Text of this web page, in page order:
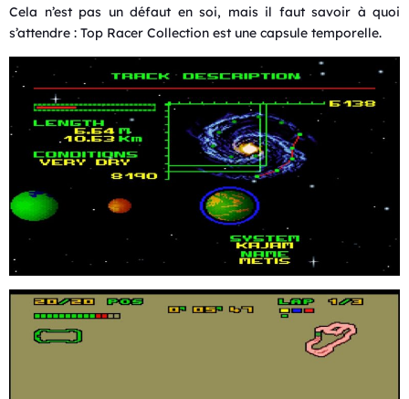
Cela n’est pas un défaut en soi, mais il faut savoir à quoi
s’attendre : Top Racer Collection est une capsule temporelle.